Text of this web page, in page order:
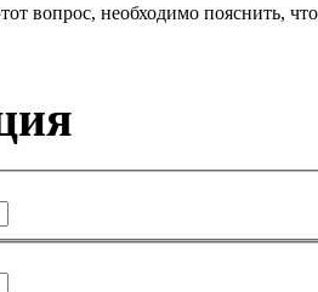
вопрос, необходимо пояснить,